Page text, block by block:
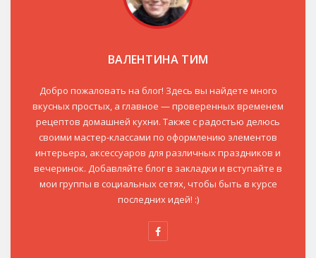
ВАЛЕНТИНА ТИМ
Добро пожаловать на блог! Здесь вы найдете много
вкусных простых, а главное — проверенных временем
рецептов домашней кухни. Также с радостью делюсь
своими мастер-классами по оформлению элементов
интерьера, аксессуаров для различных праздников и
вечеринок. Добавляйте блог в закладки и вступайте в
мои группы в социальных сетях, чтобы быть в курсе
последних идей! :)